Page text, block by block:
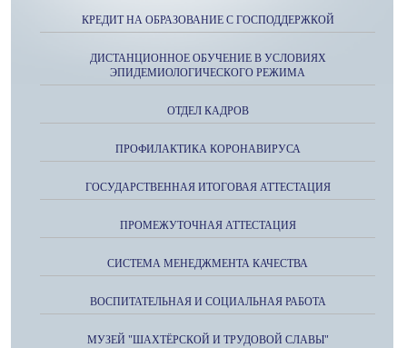
КРЕДИТ НА ОБРАЗОВАНИЕ С ГОСПОДДЕРЖКОЙ
ДИСТАНЦИОННОЕ ОБУЧЕНИЕ В УСЛОВИЯХ
ЭПИДЕМИОЛОГИЧЕСКОГО РЕЖИМА
ОТДЕЛ КАДРОВ
ПРОФИЛАКТИКА КОРОНАВИРУСА
ГОСУДАРСТВЕННАЯ ИТОГОВАЯ АТТЕСТАЦИЯ
ПРОМЕЖУТОЧНАЯ АТТЕСТАЦИЯ
СИСТЕМА МЕНЕДЖМЕНТА КАЧЕСТВА
ВОСПИТАТЕЛЬНАЯ И СОЦИАЛЬНАЯ РАБОТА
МУЗЕЙ "ШАХТЁРСКОЙ И ТРУДОВОЙ СЛАВЫ"